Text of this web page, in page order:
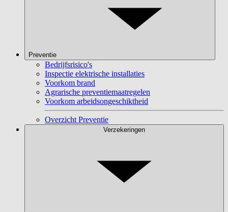
Preventie
Bedrijfsrisico's
Inspectie elektrische installaties
Voorkom brand
Agrarische preventiemaatregelen
Voorkom arbeidsongeschiktheid
Overzicht Preventie
Verzekeringen